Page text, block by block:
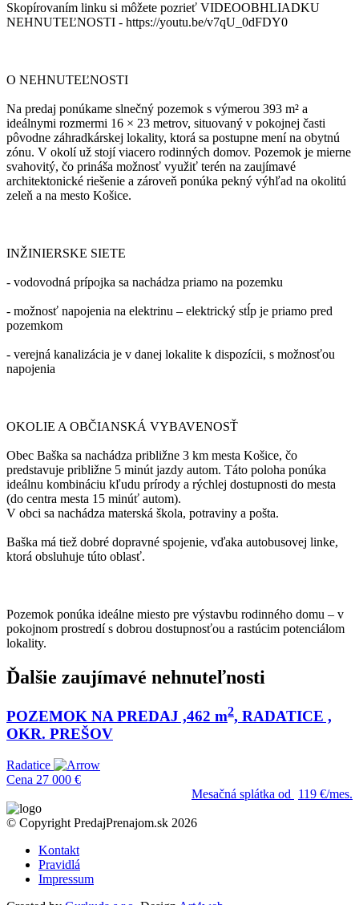
Skopírovaním linku si môžete pozrieť VIDEOOBHLIADKU
NEHNUTEĽNOSTI - https://youtu.be/v7qU_0dFDY0
O NEHNUTEĽNOSTI
Na predaj ponúkame slnečný pozemok s výmerou 393 m² a
ideálnymi rozmermi 16 × 23 metrov, situovaný v pokojnej časti
pôvodne záhradkárskej lokality, ktorá sa postupne mení na obytnú
zónu. V okolí už stojí viacero rodinných domov. Pozemok je mierne
svahovitý, čo prináša možnosť využiť terén na zaujímavé
architektonické riešenie a zároveň ponúka pekný výhľad na okolitú
zeleň a na mesto Košice.
INŽINIERSKE SIETE
- vodovodná prípojka sa nachádza priamo na pozemku
- možnosť napojenia na elektrinu – elektrický stĺp je priamo pred
pozemkom
- verejná kanalizácia je v danej lokalite k dispozícii, s možnosťou
napojenia
OKOLIE A OBČIANSKÁ VYBAVENOSŤ
Obec Baška sa nachádza približne 3 km mesta Košice, čo
predstavuje približne 5 minút jazdy autom. Táto poloha ponúka
ideálnu kombináciu kľudu prírody a rýchlej dostupnosti do mesta
(do centra mesta 15 minúť autom).
V obci sa nachádza materská škola, potraviny a pošta.
Baška má tiež dobré dopravné spojenie, vďaka autobusovej linke,
ktorá obsluhuje túto oblasť.
Pozemok ponúka ideálne miesto pre výstavbu rodinného domu – v
pokojnom prostredí s dobrou dostupnosťou a rastúcim potenciálom
lokality.
Ďalšie zaujímavé nehnuteľnosti
POZEMOK NA PREDAJ ,462 m2, RADATICE ,
OKR. PREŠOV
Radatice
Cena 27 000 €
Mesačná splátka od
119 €/mes.
© Copyright PredajPrenajom.sk 2026
Kontakt
Pravidlá
Impressum